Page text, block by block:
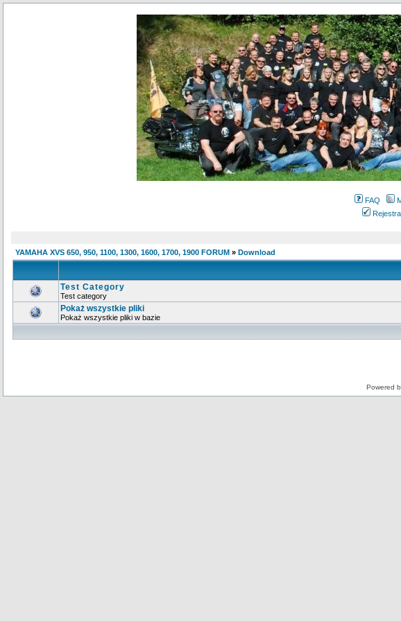
FAQ
YAMAHA XVS 650, 950, 1100, 1300, 1600, 1700, 1900 FORUM » Download
Test Category
Test category
Pokaż wszystkie pliki
Pokaż wszystkie pliki w bazie
Powered